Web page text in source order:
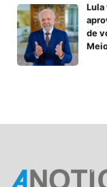
Lula
de